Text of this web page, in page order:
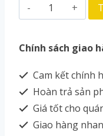
Chính sách giao
Cam kết chính
Hoàn trả sản
Giá tốt cho
Giao hàng